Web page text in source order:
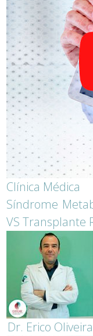
Clínica Médica
Síndrome
VS Transplante
Dr. Erico Oliveira